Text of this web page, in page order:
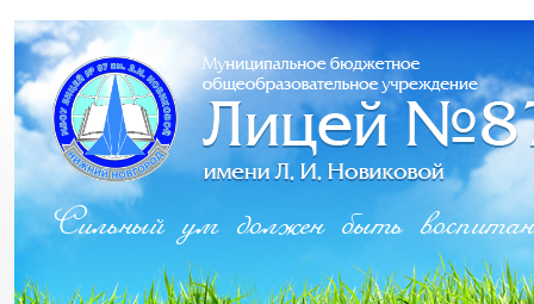
Сильный ум должен быть